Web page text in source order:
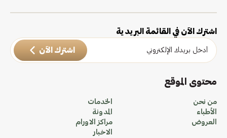
اشترك الآن في القائمة البريدية
اشترك الآن
محتوى الموقع
من نحن
الأطباء
العروض
الخدمات
المدونة
مراكز الاورام
الاخبار